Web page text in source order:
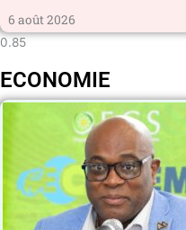
6 août 2026
ECONOMIE